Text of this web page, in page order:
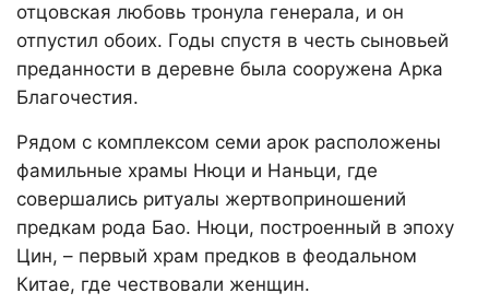
отцовская любовь тронула генерала, и он
отпустил обоих. Годы спустя в честь сыновьей
преданности в деревне была сооружена Арка
Благочестия.
Рядом с комплексом семи арок расположены
фамильные храмы Нюци и Наньци, где
совершались ритуалы жертвоприношений
предкам рода Бао. Нюци, построенный в эпоху
Цин, – первый храм предков в феодальном
Китае, где чествовали женщин.